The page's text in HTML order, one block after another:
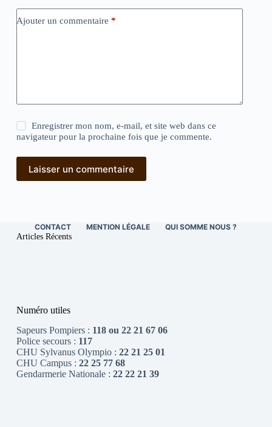
Ajouter un commentaire *
Enregistrer mon nom, e-mail, et site web dans ce
navigateur pour la prochaine fois que je commente.
Laisser un commentaire
CONTACT MENTION LÉGALE QUI SOMME NOUS ?
Articles Récents
Numéro utiles
Sapeurs Pompiers : 118 ou 22 21 67 06
Police secours : 117
CHU Sylvanus Olympio : 22 21 25 01
CHU Campus : 22 25 77 68
Gendarmerie Nationale : 22 22 21 39